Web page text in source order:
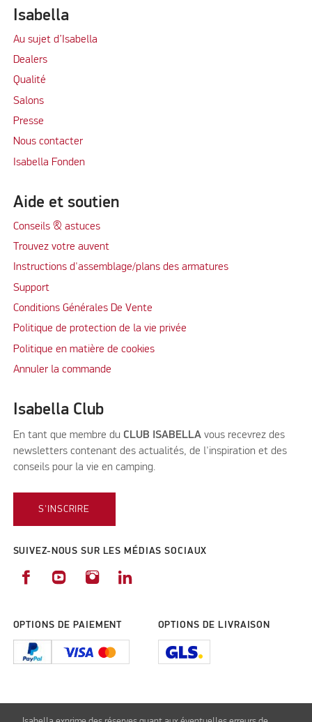
Isabella
Au sujet d’Isabella
Dealers
Qualité
Salons
Presse
Nous contacter
Isabella Fonden
Aide et soutien
Conseils & astuces
Trouvez votre auvent
Instructions d'assemblage/plans des armatures
Support
Conditions Générales De Vente
Politique de protection de la vie privée
Politique en matière de cookies
Annuler la commande
Isabella Club
En tant que membre du CLUB ISABELLA vous recevrez des
newsletters contenant des actualités, de l'inspiration et des
conseils pour la vie en camping.
S'INSCRIRE
SUIVEZ-NOUS SUR LES MÉDIAS SOCIAUX
OPTIONS DE PAIEMENT OPTIONS DE LIVRAISON